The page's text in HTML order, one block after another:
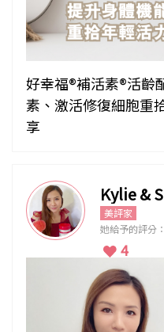
好幸福®補活素®活齡
素、激活修復細胞重
享
Kylie &
美評家
她給予的評分：
4